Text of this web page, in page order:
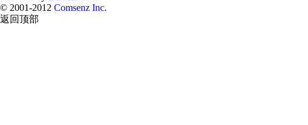
© 2001-2012 Comsenz Inc.
返回顶部